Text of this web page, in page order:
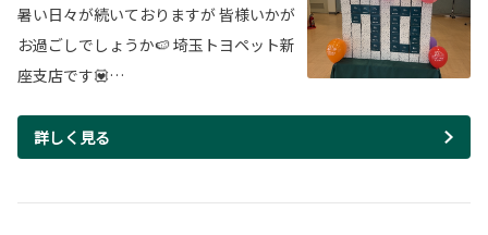
暑い日々が続いておりますが 皆様いかが
お過ごしでしょうか🍉 埼玉トヨペット新
座支店です💟…
詳しく見る